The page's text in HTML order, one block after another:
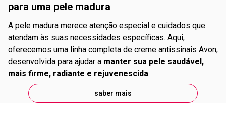
para uma pele madura
A pele madura merece atenção especial e cuidados que
atendam às suas necessidades específicas. Aqui,
oferecemos uma linha completa de creme antissinais Avon,
desenvolvida para ajudar a manter sua pele saudável,
mais firme, radiante e rejuvenescida.
saber mais